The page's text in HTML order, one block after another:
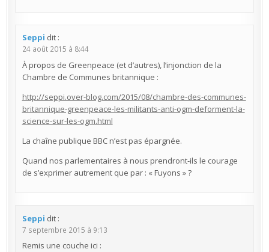
Seppi dit :
24 août 2015 à 8:44
À propos de Greenpeace (et d’autres), l’injonction de la
Chambre de Communes britannique :
http://seppi.over-blog.com/2015/08/chambre-des-communes-
britannique-greenpeace-les-militants-anti-ogm-deforment-la-
science-sur-les-ogm.html
La chaîne publique BBC n’est pas épargnée.
Quand nos parlementaires à nous prendront-ils le courage
de s’exprimer autrement que par : « Fuyons » ?
Seppi dit :
7 septembre 2015 à 9:13
Remis une couche ici :